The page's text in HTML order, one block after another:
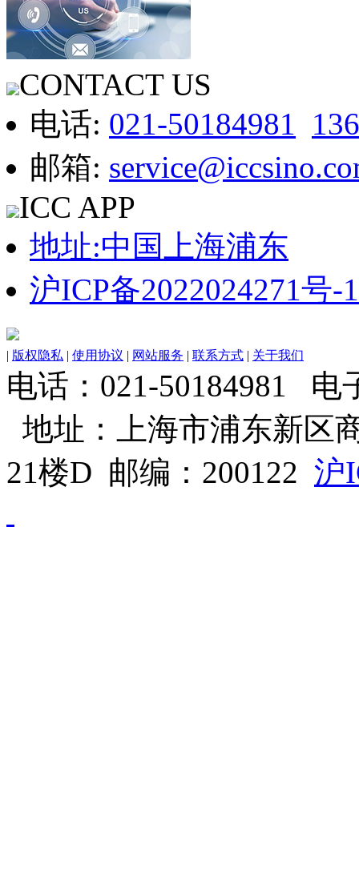
CONTACT US
电话: 021-50184981
邮箱:
ICC APP
地址:中国上海浦东
沪ICP备2022024271号-1
| 版权隐私 | 使用协议 | 网站服务 | 联系方式 | 关于我们
电话：021-50184981 电
地址：上海市浦东新区
21楼D 邮编：200122 沪